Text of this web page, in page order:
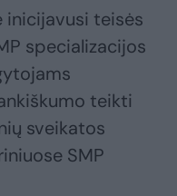
inicijavusi teisės
specializacijos
teikti
sveikatos
SMP